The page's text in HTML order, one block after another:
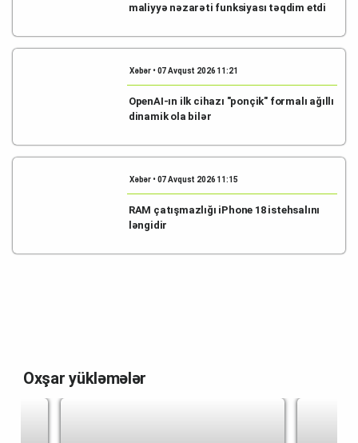
maliyyə nəzarəti funksiyası təqdim etdi
Xəbər • 07 Avqust 2026 11:21
OpenAI-ın ilk cihazı "ponçik" formalı ağıllı
dinamik ola bilər
Xəbər • 07 Avqust 2026 11:15
RAM çatışmazlığı iPhone 18 istehsalını
ləngidir
Oxşar yükləmələr